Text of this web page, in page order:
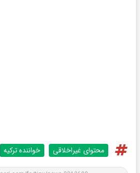
محتوای غیراخلاقی خواننده ترکیه